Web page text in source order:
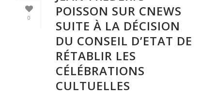
0
POISSON SUR CNEWS
SUITE À LA DÉCISION
DU CONSEIL D’ETAT DE
RÉTABLIR LES
CÉLÉBRATIONS
CULTUELLES